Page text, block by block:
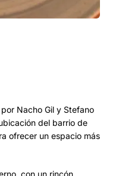
Nacho Gil y Stefano
del barrio de
ofrecer un espacio más
con un rincón